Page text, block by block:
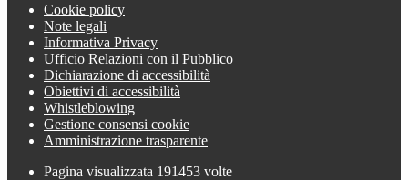
Cookie policy
Note legali
Informativa Privacy
Ufficio Relazioni con il Pubblico
Dichiarazione di accessibilità
Obiettivi di accessibilità
Whistleblowing
Gestione consensi cookie
Amministrazione trasparente
Pagina visualizzata 191453 volte